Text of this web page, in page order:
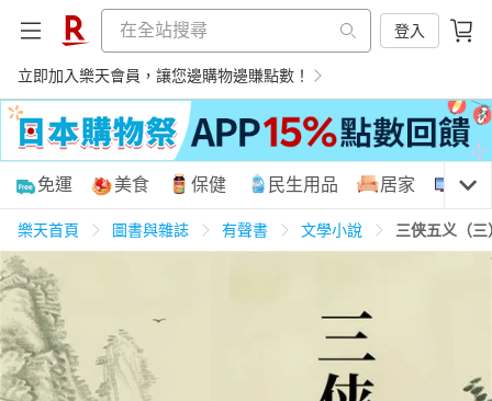
登入
立即加入樂天會員，讓您邊購物邊賺點數！
購物網分類
天天免運
居家生活 運動休閒
免運 美食 保健 民生用品 居家 3C
樂天首頁 圖書與雜誌 有聲書 文學小說 三侠五义（